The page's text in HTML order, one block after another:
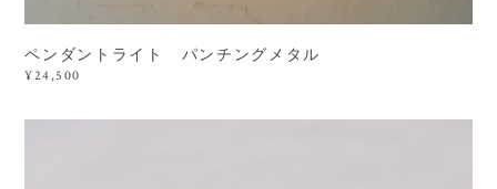
ペンダントライト パンチングメタル
¥24,500